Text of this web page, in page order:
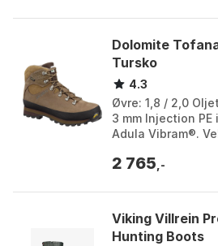
Dolomite
Tursko
4.3
Øvre: 1,8 / 2,0
3 mm Injection
Adula Vibram®.
2 765 ,-
Viking Villrein
Hunting Boots